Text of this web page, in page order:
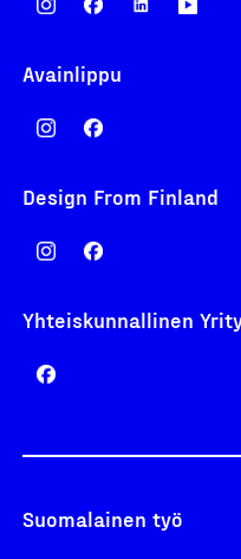
Avainlippu
Design From Finland
Yhteiskunnallinen
Suomalainen työ